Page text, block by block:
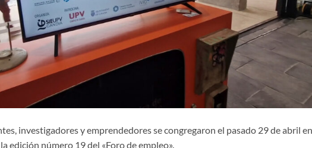
investigadores y emprendedores se congregaron el pasado 29 de abril
edición número 19 del «Foro de empleo».